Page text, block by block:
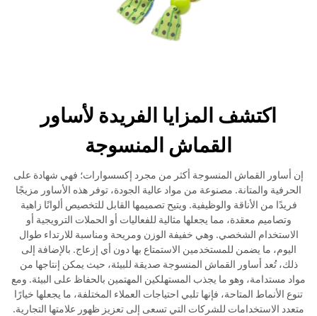
اكتشف المزايا الفريدة لأساور
القماش المنسوجة
إن أساور القماش المنسوجة أكثر من مجرد إكسسوارات؛ فهي شهادة على
الحرفية والمتانة. مصنوعة من مواد عالية الجودة، توفر هذه الأساور مزيجًا
فريدًا من الأناقة والوظيفية. ويتيح تصميمها القابل للتخصيص ألوانًا زاهية
وتصاميم معقدة، مما يجعلها مثالية للفعاليات أو الحملات الترويجية أو
الاستخدام الشخصي. وهي خفيفة الوزن ومريحة ومناسبة للارتداء طوال
اليوم، ما يضمن للمستخدمين الاستمتاع بها دون أي إزعاج. بالإضافة إلى
ذلك، تُعد أساور القماش المنسوجة صديقة للبيئة، حيث يمكن إنتاجها من
مواد مستدامة، وهو ما يجذب المستهلكين المهتمين بالحفاظ على البيئة. ومع
تنوع الأنماط المتاحة، فإنها تلبي احتياجات العملاء المختلفة، ما يجعلها خيارًا
متعدد الاستخدامات للشركات التي تسعى إلى تعزيز ظهور علامتها التجارية.